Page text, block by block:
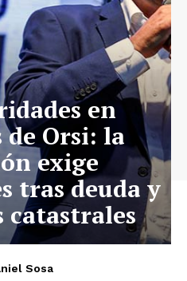
en
Orsi: la
exige
tras deuda y
catastrales
Sosa